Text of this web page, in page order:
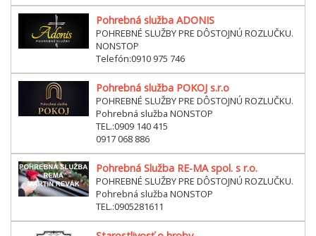
Pohrebná služba ADONIS
POHREBNÉ SLUŽBY PRE DÔSTOJNÚ ROZLUČKU.
NONSTOP
Telefón:0910 975 746
Pohrebná služba POKOJ s.r.o
POHREBNÉ SLUŽBY PRE DÔSTOJNÚ ROZLUČKU.
Pohrebná služba NONSTOP
TEL.:0909 140 415
0917 068 886
Pohrebná Služba RE-MA spol. s r.o.
POHREBNÉ SLUŽBY PRE DÔSTOJNÚ ROZLUČKU.
Pohrebná služba NONSTOP
TEL.:0905281611